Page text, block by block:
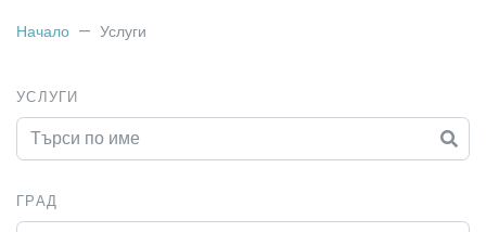
Начало Услуги
УСЛУГИ
ГРАД